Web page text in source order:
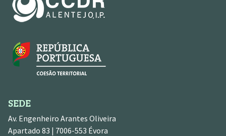
SEDE
Av. Engenheiro Arantes Oliveira
Apartado 83 | 7006-553 Évora